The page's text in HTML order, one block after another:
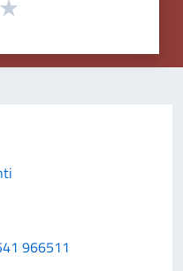
966511